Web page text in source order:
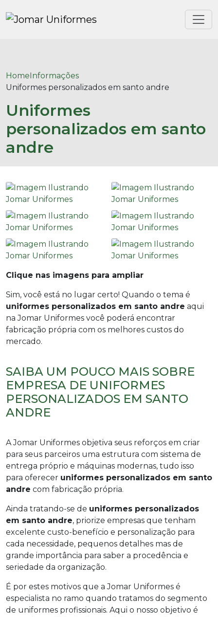
HomeInformações
Uniformes personalizados em santo andre
Uniformes
personalizados em santo
andre
Clique nas imagens para ampliar
Sim, você está no lugar certo! Quando o tema é
uniformes personalizados em santo andre aqui
na Jomar Uniformes você poderá encontrar
fabricação própria com os melhores custos do
mercado.
SAIBA UM POUCO MAIS SOBRE
EMPRESA DE UNIFORMES
PERSONALIZADOS EM SANTO
ANDRE
A Jomar Uniformes objetiva seus reforços em criar
para seus parceiros uma estrutura com sistema de
entrega próprio e máquinas modernas, tudo isso
para oferecer uniformes personalizados em santo
andre com fabricação própria.
Ainda tratando-se de uniformes personalizados
em santo andre, priorize empresas que tenham
excelente custo-benefício e personalização para
cada necessidade, pequenos detalhes mas de
grande importância para saber a procedência e
seriedade da organização.
É por estes motivos que a Jomar Uniformes é
especialista no ramo quando tratamos do segmento
de uniformes profissionais. Aqui o nosso objetivo é